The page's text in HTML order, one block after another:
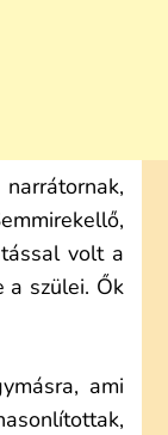
volt a
a szülei. Ők
ami